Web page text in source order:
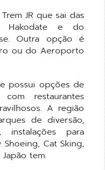
JR que sai das
Hakodate e do
Outra opção é
ou do Aeroporto
possui opções de
com restaurantes
A região
de diversão,
instalações para
Shoeing, Cat Sking,
tem.